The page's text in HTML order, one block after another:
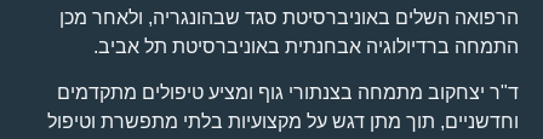
הרפואה השלים באוניברסיטת סגד שבהונגריה, ולאחר מכן
התמחה ברדיולוגיה אבחנתית באוניברסיטת תל אביב.
ד"ר יצחקוב מתמחה בצנתורי גוף ומציע טיפולים מתקדמים
וחדשניים, תוך מתן דגש על מקצועיות בלתי מתפשרת וטיפול